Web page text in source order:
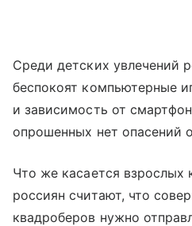
Среди детских увлечений
беспокоят компьютерные
и зависимость от
опрошенных нет опасений
Что же касается взрослых
россиян считают, что
квадроберов нужно